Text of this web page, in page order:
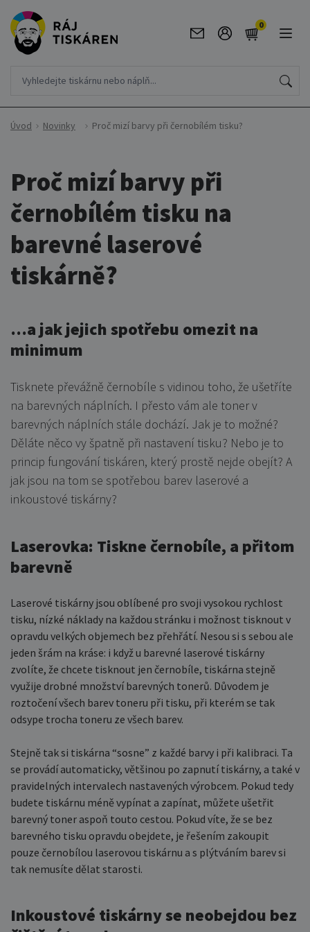
0
Úvod Novinky Proč mizí barvy při černobílém tisku?
Proč mizí barvy při
černobílém tisku na
barevné laserové
tiskárně?
…a jak jejich spotřebu omezit na
minimum
Tisknete převážně černobíle s vidinou toho, že ušetříte
na barevných náplních. I přesto vám ale toner v
barevných náplních stále dochází. Jak je to možné?
Děláte něco vy špatně při nastavení tisku? Nebo je to
princip fungování tiskáren, který prostě nejde obejít? A
jak jsou na tom se spotřebou barev laserové a
inkoustové tiskárny?
Laserovka: Tiskne černobíle, a přitom
barevně
Laserové tiskárny jsou oblíbené pro svoji vysokou rychlost
tisku, nízké náklady na každou stránku i možnost tisknout v
opravdu velkých objemech bez přehřátí. Nesou si s sebou ale
jeden šrám na kráse: i když u barevné laserové tiskárny
zvolíte, že chcete tisknout jen černobíle, tiskárna stejně
využije drobné množství barevných tonerů. Důvodem je
roztočení všech barev toneru při tisku, při kterém se tak
odsype trocha toneru ze všech barev.
Stejně tak si tiskárna “sosne” z každé barvy i při kalibraci. Ta
se provádí automaticky, většinou po zapnutí tiskárny, a také v
pravidelných intervalech nastavených výrobcem. Pokud tedy
budete tiskárnu méně vypínat a zapínat, můžete ušetřit
barevný toner aspoň touto cestou. Pokud víte, že se bez
barevného tisku opravdu obejdete, je řešením zakoupit
pouze černobílou laserovou tiskárnu a s plýtváním barev si
tak nemusíte dělat starosti.
Inkoustové tiskárny se neobejdou bez